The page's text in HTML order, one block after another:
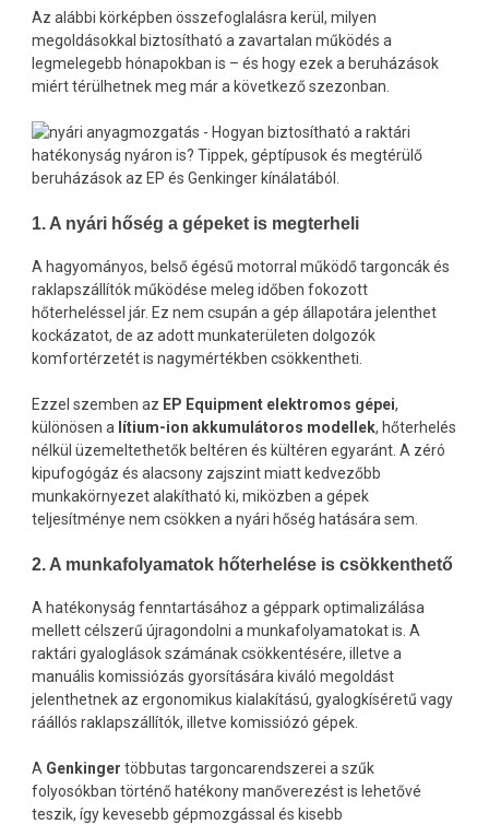
Az alábbi körképben összefoglalásra kerül, milyen
megoldásokkal biztosítható a zavartalan működés a
legmelegebb hónapokban is – és hogy ezek a beruházások
miért térülhetnek meg már a következő szezonban.
1. A nyári hőség a gépeket is megterheli
A hagyományos, belső égésű motorral működő targoncák és
raklapszállítók működése meleg időben fokozott
hőterheléssel jár. Ez nem csupán a gép állapotára jelenthet
kockázatot, de az adott munkaterületen dolgozók
komfortérzetét is nagymértékben csökkentheti.
Ezzel szemben az EP Equipment elektromos gépei,
különösen a lítium-ion akkumulátoros modellek, hőterhelés
nélkül üzemeltethetők beltéren és kültéren egyaránt. A zéró
kipufogógáz és alacsony zajszint miatt kedvezőbb
munkakörnyezet alakítható ki, miközben a gépek
teljesítménye nem csökken a nyári hőség hatására sem.
2. A munkafolyamatok hőterhelése is csökkenthető
A hatékonyság fenntartásához a géppark optimalizálása
mellett célszerű újragondolni a munkafolyamatokat is. A
raktári gyaloglások számának csökkentésére, illetve a
manuális komissiózás gyorsítására kiváló megoldást
jelenthetnek az ergonomikus kialakítású, gyalogkíséretű vagy
ráállós raklapszállítók, illetve komissiózó gépek.
A Genkinger többutas targoncarendszerei a szűk
folyosókban történő hatékony manőverezést is lehetővé
teszik, így kevesebb gépmozgással és kisebb